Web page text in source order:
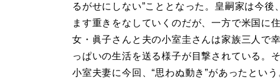
るがせにしない”こととなった。皇嗣家は今後
ます重きをなしていくのだが、一方で米国に
女・眞子さんと夫の小室圭さんは家族三人で
っぱいの生活を送る様子が目撃されている。
小室夫妻に今回、“思わぬ動き”があったという